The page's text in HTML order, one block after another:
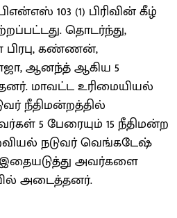
103 (1) பிரிவின் கீழ்
தொடர்ந்து,
பிரபு, கண்ணன்,
ஆனந்த் ஆகிய 5
மாவட்ட உரிமையியல்
நீதிமன்றத்தில்
5 பேரையும் 15 நீதிமன்ற
நடுவர் வெங்கடேஷ்
இதையடுத்து அவர்களை
அடைத்தனர்.